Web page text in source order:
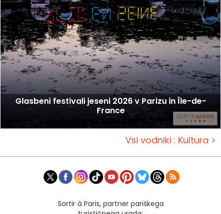
Glasbeni festivali jeseni 2026 v Parizu in Île-de-
France
Vsi vodniki : Kultura >
Sortir à Paris, partner pariškega